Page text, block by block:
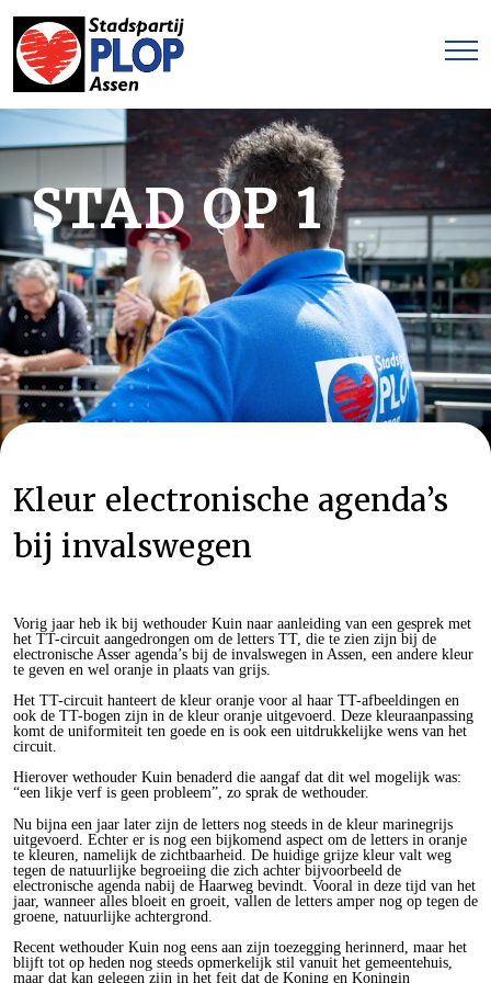
STAD OP 1
Kleur electronische agenda’s
bij invalswegen
Vorig jaar heb ik bij wethouder Kuin naar aanleiding van een gesprek met
het TT-circuit aangedrongen om de letters TT, die te zien zijn bij de
electronische Asser agenda’s bij de invalswegen in Assen, een andere kleur
te geven en wel oranje in plaats van grijs.
Het TT-circuit hanteert de kleur oranje voor al haar TT-afbeeldingen en
ook de TT-bogen zijn in de kleur oranje uitgevoerd. Deze kleuraanpassing
komt de uniformiteit ten goede en is ook een uitdrukkelijke wens van het
circuit.
Hierover wethouder Kuin benaderd die aangaf dat dit wel mogelijk was:
“een likje verf is geen probleem”, zo sprak de wethouder.
Nu bijna een jaar later zijn de letters nog steeds in de kleur marinegrijs
uitgevoerd. Echter er is nog een bijkomend aspect om de letters in oranje
te kleuren, namelijk de zichtbaarheid. De huidige grijze kleur valt weg
tegen de natuurlijke begroeiing die zich achter bijvoorbeeld de
electronische agenda nabij de Haarweg bevindt. Vooral in deze tijd van het
jaar, wanneer alles bloeit en groeit, vallen de letters amper nog op tegen de
groene, natuurlijke achtergrond.
Recent wethouder Kuin nog eens aan zijn toezegging herinnerd, maar het
blijft tot op heden nog steeds opmerkelijk stil vanuit het gemeentehuis,
maar dat kan gelegen zijn in het feit dat de Koning en Koningin